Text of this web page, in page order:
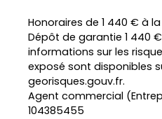
Honoraires de 1 440 € à
Dépôt de garantie 1 440
informations sur les
exposé sont disponibles
georisques.gouv.fr.
Agent commercial
104385455